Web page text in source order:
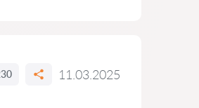
11.03.2025